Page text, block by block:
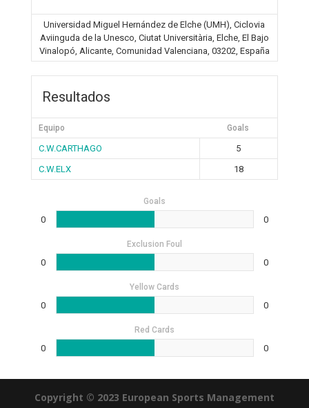
Universidad Miguel Hernández de Elche (UMH), Ciclovia
Aviinguda de la Unesco, Ciutat Universitària, Elche, El Bajo
Vinalopó, Alicante, Comunidad Valenciana, 03202, España
Resultados
Equipo Goals
C.W.CARTHAGO
5
C.W.ELX
18
Goals
0 0
Exclusion Foul
0 0
Yellow Cards
0 0
Red Cards
0 0
Copyright © 2023 European Sports Management